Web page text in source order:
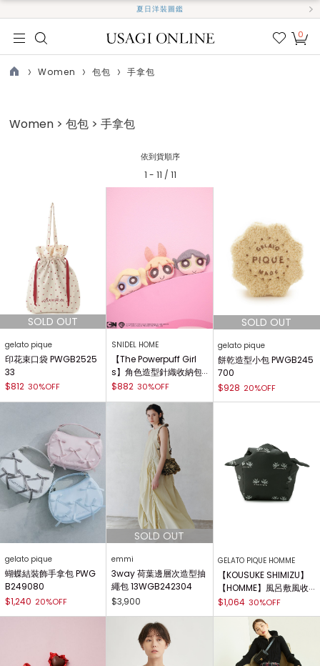
夏日洋裝圖鑑
我的
0
Women 包包 手拿包
Women > 包包 > 手拿包
依到貨順序
1 - 11 / 11
gelato pique
印花束口袋 PWGB2525
33
$812 30%OFF
SNIDEL HOME
【The Powerpuff Girl
s】角色造型針織收納包
SHGG251264
$882 30%OFF
gelato pique
餅乾造型小包 PWGB245
700
$928 20%OFF
gelato pique
蝴蝶結裝飾手拿包 PWG
B249080
$1,240 20%OFF
emmi
3way 荷葉邊層次造型抽
繩包 13WGB242304
$3,900
GELATO PIQUE HOMME
【KOUSUKE SHIMIZU】
【HOMME】風呂敷風收
納包 PHGB241976
$1,064 30%OFF